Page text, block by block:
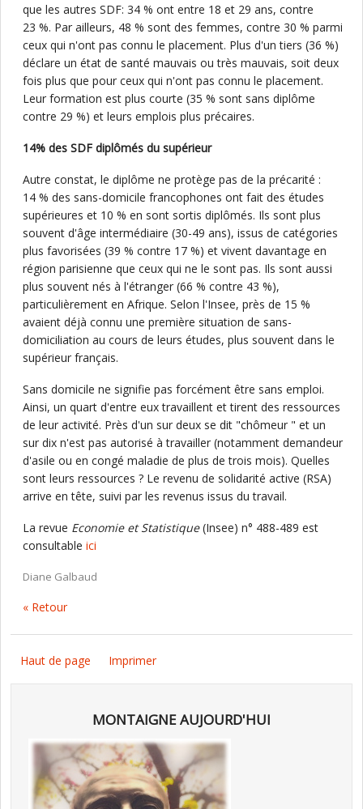
que les autres SDF: 34 % ont entre 18 et 29 ans, contre
23 %. Par ailleurs, 48 % sont des femmes, contre 30 % parmi
ceux qui n'ont pas connu le placement. Plus d'un tiers (36 %)
déclare un état de santé mauvais ou très mauvais, soit deux
fois plus que pour ceux qui n'ont pas connu le placement.
Leur formation est plus courte (35 % sont sans diplôme
contre 29 %) et leurs emplois plus précaires.
14% des SDF diplômés du supérieur
Autre constat, le diplôme ne protège pas de la précarité :
14 % des sans-domicile francophones ont fait des études
supérieures et 10 % en sont sortis diplômés. Ils sont plus
souvent d'âge intermédiaire (30-49 ans), issus de catégories
plus favorisées (39 % contre 17 %) et vivent davantage en
région parisienne que ceux qui ne le sont pas. Ils sont aussi
plus souvent nés à l'étranger (66 % contre 43 %),
particulièrement en Afrique. Selon l'Insee, près de 15 %
avaient déjà connu une première situation de sans-
domiciliation au cours de leurs études, plus souvent dans le
supérieur français.
Sans domicile ne signifie pas forcément être sans emploi.
Ainsi, un quart d'entre eux travaillent et tirent des ressources
de leur activité. Près d'un sur deux se dit "chômeur " et un
sur dix n'est pas autorisé à travailler (notamment demandeur
d'asile ou en congé maladie de plus de trois mois). Quelles
sont leurs ressources ? Le revenu de solidarité active (RSA)
arrive en tête, suivi par les revenus issus du travail.
La revue Economie et Statistique(Insee) n° 488-489 est
consultable ici
Diane Galbaud
« Retour
Haut de page Imprimer
MONTAIGNE AUJOURD'HUI